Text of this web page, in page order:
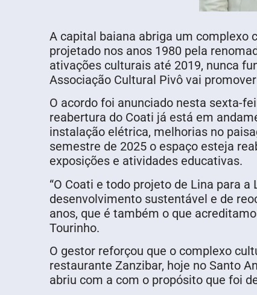
A capital baiana abriga um complexo
projetado nos anos 1980 pela
ativações culturais até 2019, nunca
Associação Cultural Pivô vai
O acordo foi anunciado nesta sexta-
reabertura do Coati já está em
instalação elétrica, melhorias no
semestre de 2025 o espaço esteja
exposições e atividades educativas.
“O Coati e todo projeto de Lina para
desenvolvimento sustentável e de
anos, que é também o que
Tourinho.
O gestor reforçou que o complexo
restaurante Zanzibar, hoje no Santo
abriu com a com o propósito que foi